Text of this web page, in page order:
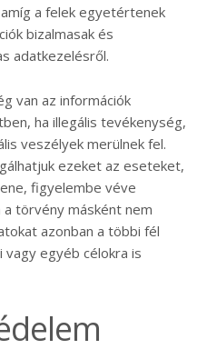
a felek egyetértenek
bizalmasak és
adatkezelésről.
van az információk
ha illegális tevékenység,
veszélyek merülnek fel.
ezeket az eseteket,
figyelembe véve
törvény másként nem
azonban a többi fél
egyéb célokra is